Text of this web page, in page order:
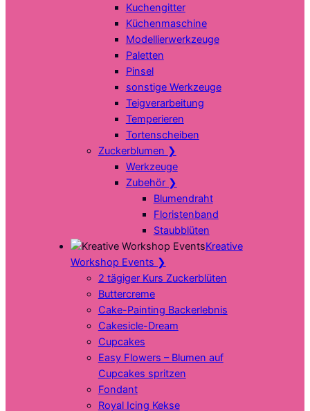
Kuchengitter
Küchenmaschine
Modellierwerkzeuge
Paletten
Pinsel
sonstige Werkzeuge
Teigverarbeitung
Temperieren
Tortenscheiben
Zuckerblumen ❯
Werkzeuge
Zubehör ❯
Blumendraht
Floristenband
Staubblüten
Kreative
Workshop Events ❯
2 tägiger Kurs Zuckerblüten
Buttercreme
Cake-Painting Backerlebnis
Cakesicle-Dream
Cupcakes
Easy Flowers – Blumen auf
Cupcakes spritzen
Fondant
Royal Icing Kekse